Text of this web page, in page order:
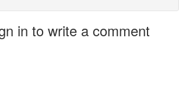
in to write a comment